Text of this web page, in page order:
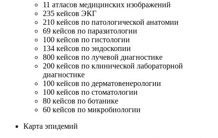
11 атласов медицинских изображений
235 кейсов ЭКГ
210 кейсов по патологической анатомии
69 кейсов по паразитологии
100 кейсов по гистологии
134 кейсов по эндоскопии
800 кейсов по лучевой диагностике
200 кейсов по клинической лабораторной
диагностике
100 кейсов по дерматовенерологии
100 кейсов по стоматологии
80 кейсов по ботанике
60 кейсов по микробиологии
Карта эпидемий